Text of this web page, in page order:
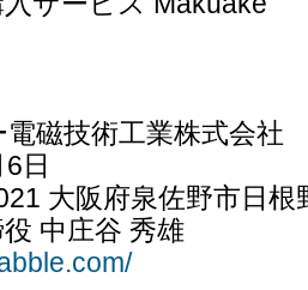
磁技術工業株式会社
日
大阪府泉佐野市日根
中庄谷 秀雄